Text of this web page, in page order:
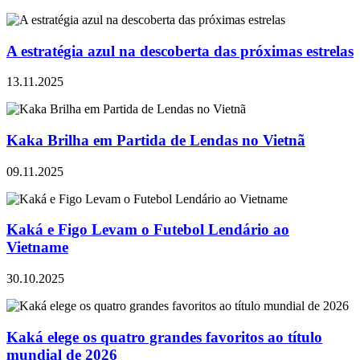
A estratégia azul na descoberta das próximas estrelas
13.11.2025
Kaka Brilha em Partida de Lendas no Vietnã
09.11.2025
Kaká e Figo Levam o Futebol Lendário ao
Vietname
30.10.2025
Kaká elege os quatro grandes favoritos ao título
mundial de 2026